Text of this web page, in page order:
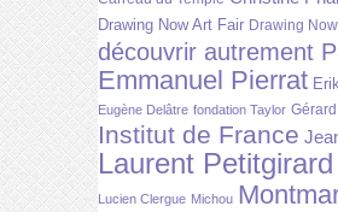
Drawing Now Art Fair Drawing
découvrir autrement
Emmanuel Pierrat
Eugène Delâtre fondation Taylor
Institut de France
Laurent Petitgirard
Lucien Clergue Michou